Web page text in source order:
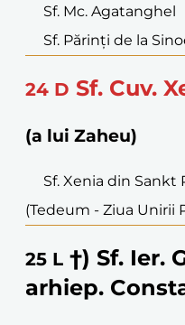
Sf. Mc. Agatanghel
Sf. Părinți de la
24 D Sf. Cuv.
(a lui Zaheu)
Sf. Xenia din Sankt
(Tedeum - Ziua Unirii
25 L †) Sf. Ier.
arhiep.